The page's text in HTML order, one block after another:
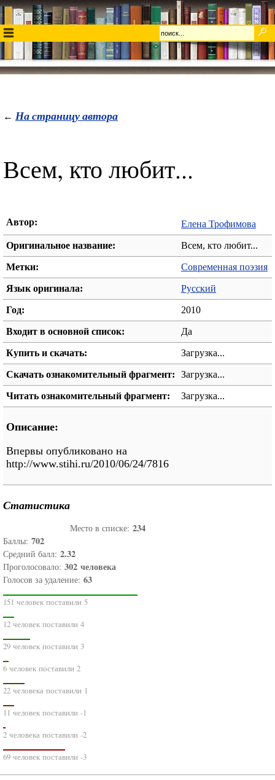
← На страницу автора
Всем, кто любит...
Автор: Елена Трофимова
Оригинальное название: Всем, кто любит...
Метки: Современная поэзия
Язык оригинала: Русский
Год: 2010
Входит в основной список: Да
Купить и скачать: Загрузка...
Скачать ознакомительный фрагмент: Загрузка...
Читать ознакомительный фрагмент: Загрузка...
Описание:
Впервы опубликовано на
http://www.stihi.ru/2010/06/24/7816
Статистика
Место в списке: 234
Баллы: 702
Средний балл: 2.32
Проголосовало: 302 человека
Голосов за удаление: 63
151 человек поставили 5
12 человек поставили 4
29 человек поставили 3
6 человек поставили 2
22 человека поставили 1
11 человек поставили -1
2 человека поставили -2
69 человек поставили -3